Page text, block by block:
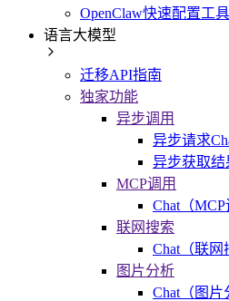
OpenClaw快速配置工具
语言大模型
迁移API指南
独家功能
异步调用
异步请求
异步获取结
MCP调用
Chat（MCP
联网搜索
Chat（联网
图片分析
Chat（图片